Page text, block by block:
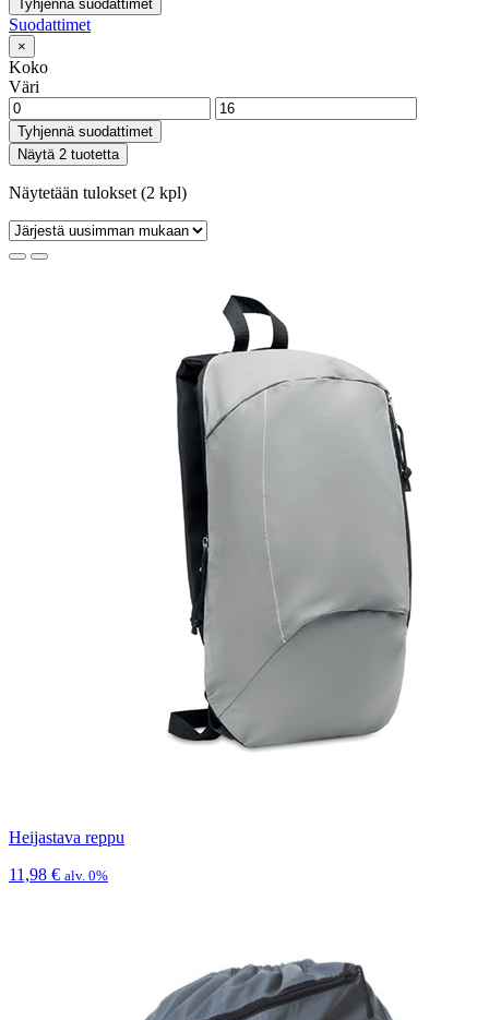
Tyhjennä suodattimet
Suodattimet
×
Koko
Väri
Tyhjennä suodattimet
Näytä 2 tuotetta
Näytetään tulokset (2 kpl)
Heijastava reppu
11,98 € alv. 0%